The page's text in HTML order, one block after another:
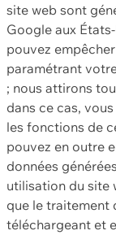
site web sont
Google aux
pouvez
paramétrant
; nous attirons
dans ce cas,
les fonctions de
pouvez en outre
données
utilisation du site
que le traitement
téléchargeant et